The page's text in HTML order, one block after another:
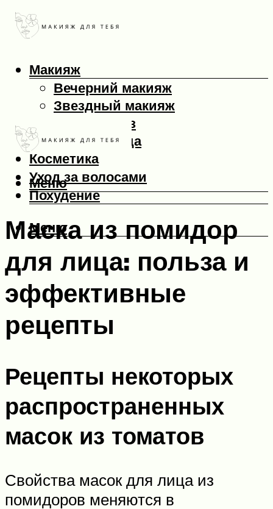
Макияж
Вечерний макияж
Звездный макияж
Макияж глаз
Макияж лица
Косметика
Уход за волосами
Похудение
Меню
Меню
Маска из помидор
для лица: польза и
эффективные
рецепты
Рецепты некоторых
распространенных
масок из томатов
Свойства масок для лица из
помидоров меняются в